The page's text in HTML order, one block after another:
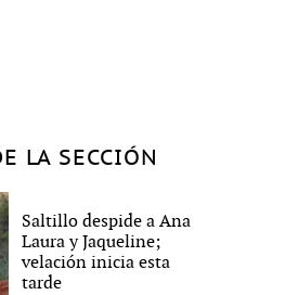
LA SECCIÓN
Saltillo despide a Ana
Laura y Jaqueline;
velación inicia esta
tarde